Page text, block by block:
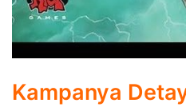
Kampanya